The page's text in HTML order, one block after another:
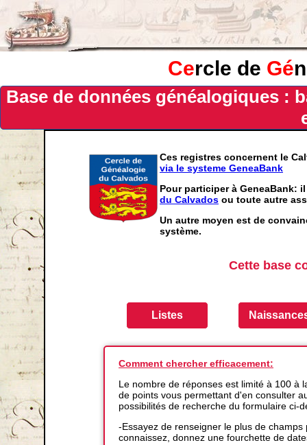
Cercle de Gé
Base de données généalogiques :
Ces registres concernent le
via le systeme GeneaBank
Pour participer à GeneaBank:
du Calvados ou toute autre
Un autre moyen est de
système.
Cette base
Comment chercher efficacement:
Le nombre de réponses est limité à 100 à
de points vous permettant d'en consulter
possibilités de recherche du formulaire ci-
-Essayez de renseigner le plus de
connaissez, donnez une fourchette de